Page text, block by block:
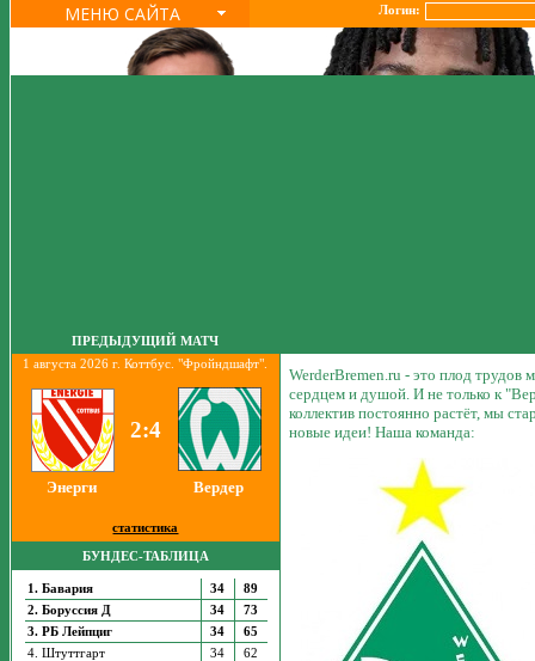
МЕНЮ САЙТА Логин:
ПРЕДЫДУЩИЙ МАТЧ
1 августа 2026 г. Коттбус. "Фройндшафт".
2:4
Энерги Вердер
статистика
БУНДЕС-ТАБЛИЦА
1. Бавария 34
89
2. Боруссия Д
34
73
3. РБ Лейпциг
34
65
4. Штуттгарт
34
62
WerderBremen.ru - это плод
сердцем и душой. И не только к
коллектив постоянно растёт, мы
новые идеи! Наша команда: